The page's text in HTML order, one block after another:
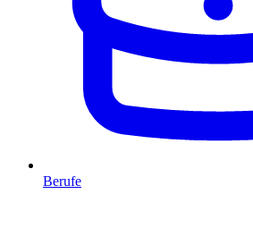
Berufe